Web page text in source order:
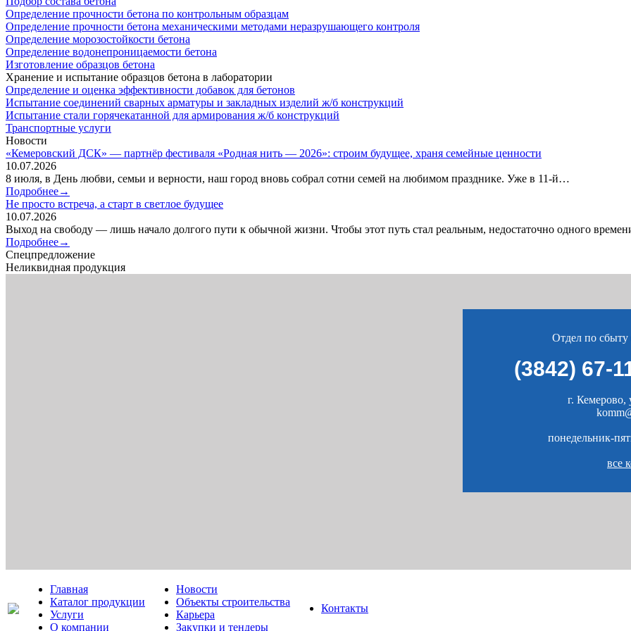
Определение прочности бетона по контрольным образцам
Определение прочности бетона механическими методами неразрушающего контроля
Определение морозостойкости бетона
Определение водонепроницаемости бетона
Изготовление образцов бетона
Хранение и испытание образцов бетона в лаборатории
Определение и оценка эффективности добавок для бетонов
Испытание соединений сварных арматуры и закладных изделий ж/б конструкций
Испытание стали горячекатанной для армирования ж/б конструкций
Транспортные услуги
Новости
«Кемеровский ДСК» — партнёр фестиваля «Родная нить — 2026»: строим будущее, храня семейные ценности
10.07.2026
8 июля, в День любви, семьи и верности, наш город вновь собрал сотни семей на любимом празднике. Уже в 11‑й…
Подробнее→
Не просто встреча, а старт в светлое будущее
10.07.2026
Выход на свободу — лишь начало долгого пути к обычной жизни. Чтобы этот путь стал реальным, недостаточно одного
Подробнее→
Спецпредложение
Неликвидная продукция
Отдел по сбыту
(3842) 67-
г. Кемерово,
понедельник-
все
Главная
Каталог продукции
Услуги
О компании
Новости
Объекты строительства
Карьера
Закупки и тендеры
Контакты